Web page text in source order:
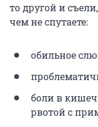
то другой и
чем не спутаете:
обильное
боли в
рвотой с